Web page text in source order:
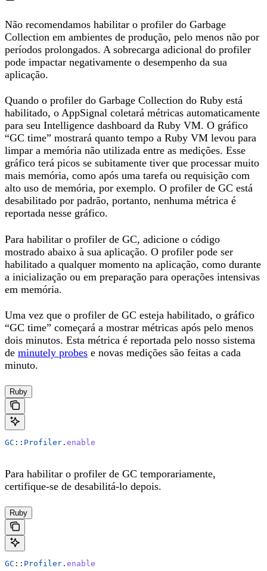
Não recomendamos habilitar o profiler do Garbage
Collection em ambientes de produção, pelo menos não por
períodos prolongados. A sobrecarga adicional do profiler
pode impactar negativamente o desempenho da sua
aplicação.
Quando o profiler do Garbage Collection do Ruby está
habilitado, o AppSignal coletará métricas automaticamente
para seu Intelligence dashboard da Ruby VM. O gráfico
“GC time” mostrará quanto tempo a Ruby VM levou para
limpar a memória não utilizada entre as medições. Esse
gráfico terá picos se subitamente tiver que processar muito
mais memória, como após uma tarefa ou requisição com
alto uso de memória, por exemplo. O profiler de GC está
desabilitado por padrão, portanto, nenhuma métrica é
reportada nesse gráfico.
Para habilitar o profiler de GC, adicione o código
mostrado abaixo à sua aplicação. O profiler pode ser
habilitado a qualquer momento na aplicação, como durante
a inicialização ou em preparação para operações intensivas
em memória.
Uma vez que o profiler de GC esteja habilitado, o gráfico
“GC time” começará a mostrar métricas após pelo menos
dois minutos. Esta métrica é reportada pelo nosso sistema
de minutely probes e novas medições são feitas a cada
minuto.
Ruby
GC :: Profiler . enable
Para habilitar o profiler de GC temporariamente,
certifique-se de desabilitá-lo depois.
Ruby
GC :: Profiler . enable